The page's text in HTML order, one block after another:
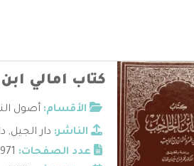
كتاب امالي
الأقسام: أصول
الناشر: دار الجيل,
عدد الصفحات: